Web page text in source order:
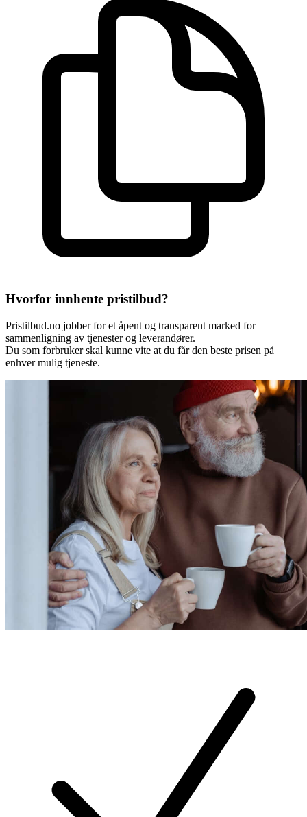
Hvorfor innhente pristilbud?
Pristilbud.no jobber for et åpent og transparent marked for
sammenligning av tjenester og leverandører.
Du som forbruker skal kunne vite at du får den beste prisen på
enhver mulig tjeneste.